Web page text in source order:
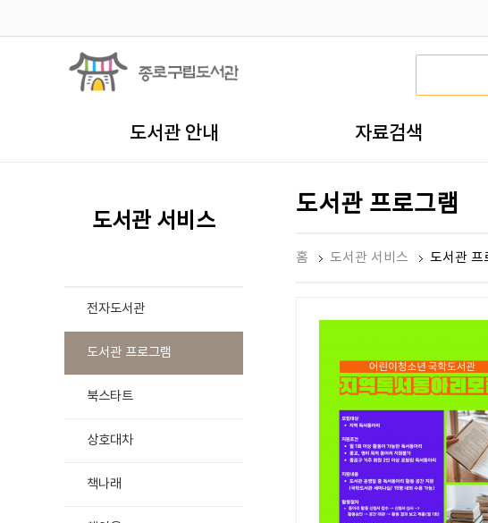
도서관 안내 자료검색
도서관 서비스
전자도서관
도서관 프로그램
북스타트
상호대차
책나래
도서관 프로그램
홈 도서관 서비스 도서관 프